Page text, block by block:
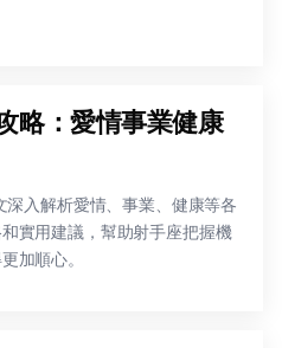
略：愛情事業健康
入解析愛情、事業、健康等各
實用建議，幫助射手座把握機
加順心。